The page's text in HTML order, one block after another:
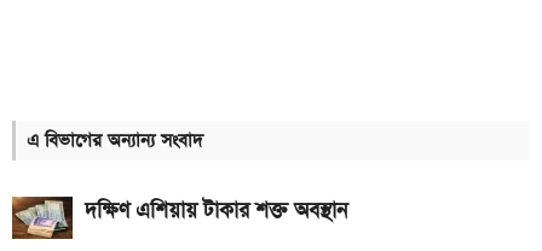
৫ আগস্ট ছুটি হলেও যাদের অফিস খোলা থাকবে
সোমবার প্রকাশ হচ্ছে এসএসসি ফল, যেভাবে দেখবেন রেজাল্ট
২০৪০ সালে বাংলাদেশে এক ভরি স্বর্ণের দাম কত হতে পারে
এ বিভাগের অন্যান্য সংবাদ
দক্ষিণ এশিয়ায় টাকার শক্ত অবস্থান